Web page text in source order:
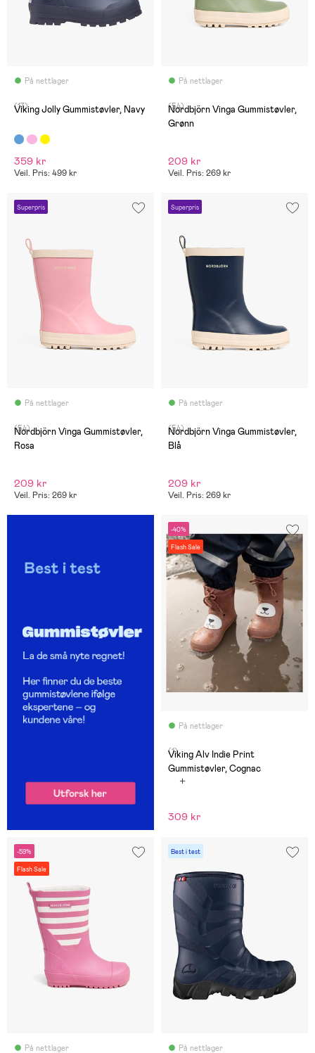
På nettlager
(17)
Viking Jolly Gummistøvler, Navy
359 kr
Veil. Pris: 499 kr
På nettlager
(54)
Nordbjörn Vinga Gummistøvler,
Grønn
209 kr
Veil. Pris: 269 kr
Superpris
På nettlager
(54)
Nordbjörn Vinga Gummistøvler,
Rosa
209 kr
Veil. Pris: 269 kr
Superpris
På nettlager
(54)
Nordbjörn Vinga Gummistøvler,
Blå
209 kr
Veil. Pris: 269 kr
-40%
Flash Sale
På nettlager
(1)
Viking Alv Indie Print
Gummistøvler, Cognac
309 kr
-59%
Flash Sale
På nettlager
Best i test
På nettlager